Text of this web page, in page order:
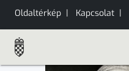
Oldaltérkép | Kapcsolat |